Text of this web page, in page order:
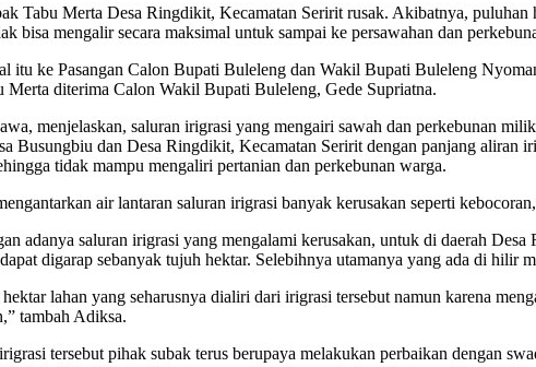
Tabu Merta Desa Ringdikit, Kecamatan Seririt rusak. Akibatnya, puluhan
bisa mengalir secara maksimal untuk sampai ke persawahan dan
itu ke Pasangan Calon Bupati Buleleng dan Wakil Bupati Buleleng
diterima Calon Wakil Bupati Buleleng, Gede Supriatna.
menjelaskan, saluran irigrasi yang mengairi sawah dan perkebunan
Busungbiu dan Desa Ringdikit, Kecamatan Seririt dengan panjang aliran
tidak mampu mengaliri pertanian dan perkebunan warga.
air lantaran saluran irigrasi banyak kerusakan seperti
adanya saluran irigrasi yang mengalami kerusakan, untuk di daerah
digarap sebanyak tujuh hektar. Selebihnya utamanya yang ada di hilir
lahan yang seharusnya dialiri dari irigrasi tersebut namun karena
tambah Adiksa.
tersebut pihak subak terus berupaya melakukan perbaikan dengan